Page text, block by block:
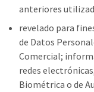
anteriores
revelado para
de Datos
Comercial;
redes
Biométrica o de